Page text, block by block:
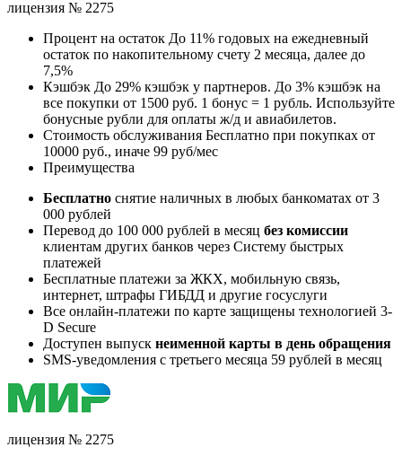
лицензия № 2275
Процент на остаток До 11% годовых на ежедневный
остаток по накопительному счету 2 месяца, далее до
7,5%
Кэшбэк До 29% кэшбэк у партнеров. До 3% кэшбэк на
все покупки от 1500 руб. 1 бонус = 1 рубль. Используйте
бонусные рубли для оплаты ж/д и авиабилетов.
Стоимость обслуживания Бесплатно при покупках от
10000 руб., иначе 99 руб/мес
Преимущества
Бесплатно снятие наличных в любых банкоматах от 3
000 рублей
Перевод до 100 000 рублей в месяц без комиссии
клиентам других банков через Систему быстрых
платежей
Бесплатные платежи за ЖКХ, мобильную связь,
интернет, штрафы ГИБДД и другие госуслуги
Все онлайн-платежи по карте защищены технологией 3-
D Secure
Доступен выпуск неименной карты в день обращения
SMS-уведомления с третьего месяца 59 рублей в месяц
лицензия № 2275